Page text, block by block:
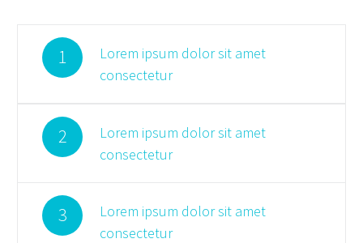
1
Lorem ipsum dolor sit amet
consectetur
2
Lorem ipsum dolor sit amet
consectetur
3
Lorem ipsum dolor sit amet
consectetur